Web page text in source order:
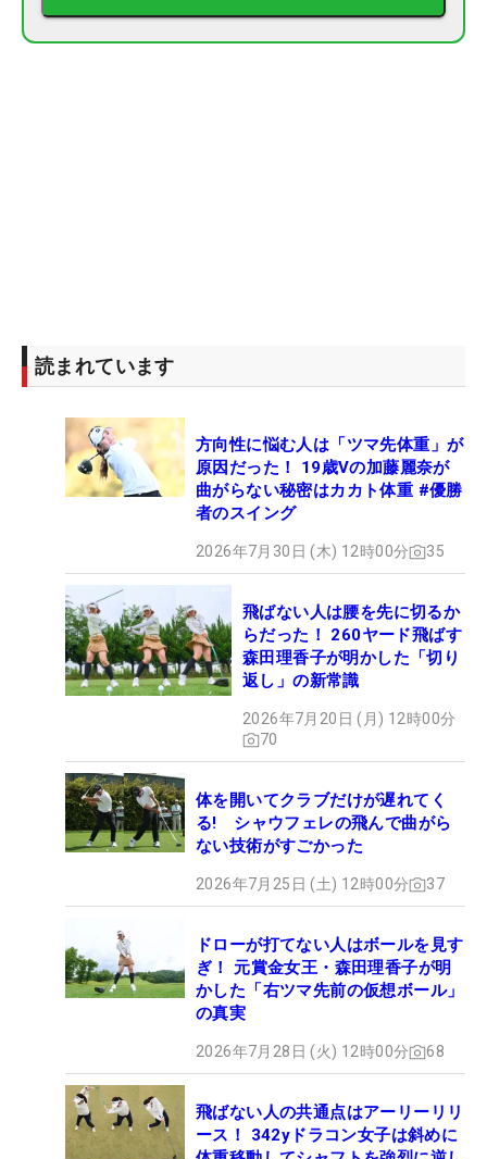
読まれています
方向性に悩む人は「ツマ先体重」が
原因だった！ 19歳Vの加藤麗奈が
曲がらない秘密はカカト体重 #優勝
者のスイング
2026年7月30日 (木) 12時00分 35
飛ばない人は腰を先に切るか
らだった！ 260ヤード飛ばす
森田理香子が明かした「切り
返し」の新常識
2026年7月20日 (月) 12時00分
70
体を開いてクラブだけが遅れてく
る! シャウフェレの飛んで曲がら
ない技術がすごかった
2026年7月25日 (土) 12時00分 37
ドローが打てない人はボールを見す
ぎ！ 元賞金女王・森田理香子が明
かした「右ツマ先前の仮想ボール」
の真実
2026年7月28日 (火) 12時00分 68
飛ばない人の共通点はアーリーリリ
ース！ 342yドラコン女子は斜めに